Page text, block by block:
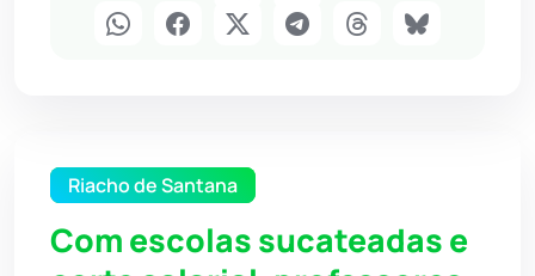
Riacho de Santana
Com escolas sucateadas e